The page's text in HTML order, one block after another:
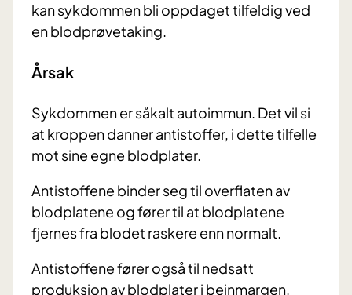
kan sykdommen bli oppdaget tilfeldig ved
en blodprøvetaking.
Årsak
Sykdommen er såkalt autoimmun. Det vil si
at kroppen danner antistoffer, i dette tilfelle
mot sine egne blodplater.
Antistoffene binder seg til overflaten av
blodplatene og fører til at blodplatene
fjernes fra blodet raskere enn normalt.
Antistoffene fører også til nedsatt
produksjon av blodplater i beinmargen.